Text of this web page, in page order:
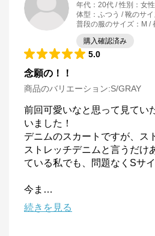
年代 ： 20代 性別 ： 女性
体型 ： ふつう 靴のサ
普段の服のサイズ ： M
購入確認済み
5.0
念願の！！
商品のバリエーション:S/GRAY
前回可愛いなと思って見てい
いました！
デニムのスカートですが、ス
ストレッチデニムと言うだけ
ている私でも、問題なくSサ
今ま …
続きを見る